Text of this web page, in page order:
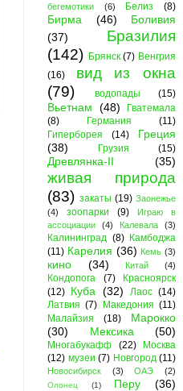
бегемотики (6) Белиз (8)
Бирма (46)
Боливия
(37)
Бразилия
(142) Брянск (7) Венгрия
(16)
вид из окна
(79)
водопады (15)
Вьетнам (48)
Гватемала
(8)
Германия
(11)
Гиперборея
(14)
Греция
(38)
Грузия (15)
Древлянка-II (35)
живая природа
(83) закаты (19) Заонежье
(4)
зоопарки (9)
Играю в
ассоциации
(4) Калевала (3)
Калининград (8)
Камбоджа
(11) Карелия (36) Кемь (3)
кино (34) Китай (4)
Кондопога (7)
Красноярск
(12) Куба (32) Лаос (14)
Латвия (7) Македония (11)
Малайзия
(18)
Марокко
(30)
Мексика (50)
Многабукафф (22)
Москва
(12) музеи (7) Новгород (11)
Новосибирск (3) ОАЭ (2)
Олонец (1) Перу (36)